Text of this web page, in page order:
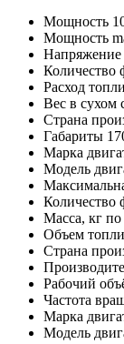
Мощность
Мощность
Напряжение
Количество
Расход
Вес в сухом
Страна
Габариты
Марка
Модель
Количество
Масса, кг по
Объем
Страна
Рабочий
Частота
Марка
Модель